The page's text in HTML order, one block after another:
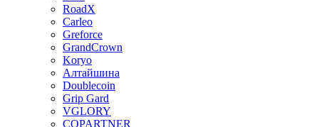
RoadX
Carleo
Greforce
GrandCrown
Koryo
Алтайшина
Doublecoin
Grip Gard
VGLORY
COPARTNER